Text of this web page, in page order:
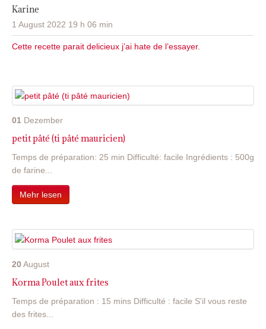
Karine
1 August 2022 19 h 06 min
Cette recette parait delicieux j’ai hate de l’essayer.
01 Dezember
petit pâté (ti pâté mauricien)
Temps de préparation: 25 min Difficulté: facile Ingrédients : 500g
de farine...
Mehr lesen
20 August
Korma Poulet aux frites
Temps de préparation : 15 mins Difficulté : facile S'il vous reste
des frites...